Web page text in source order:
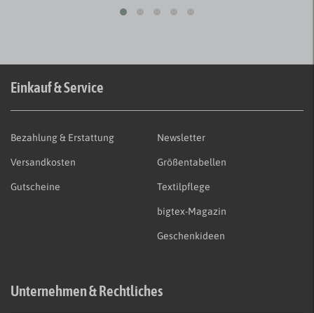
Einkauf & Service
Bezahlung & Erstattung
Versandkosten
Gutscheine
Newsletter
Größentabellen
Textilpflege
bigtex-Magazin
Geschenkideen
Unternehmen & Rechtliches